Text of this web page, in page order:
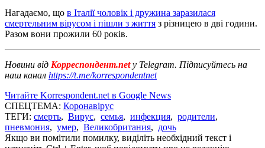
Нагадаємо, що в Італії чоловік і дружина заразилася
смертельним вірусом і пішли з життя з різницею в дві години.
Разом вони прожили 60 років.
Новини від Корреспондент.net у Telegram. Підписуйтесь на
наш канал https://t.me/korrespondentnet
Читайте Korrespondent.net в Google News
СПЕЦТЕМА: Коронавірус
ТЕГИ: смерть, Вирус, семья, инфекция, родители,
пневмония, умер, Великобритания, дочь
Якщо ви помітили помилку, виділіть необхідний текст і